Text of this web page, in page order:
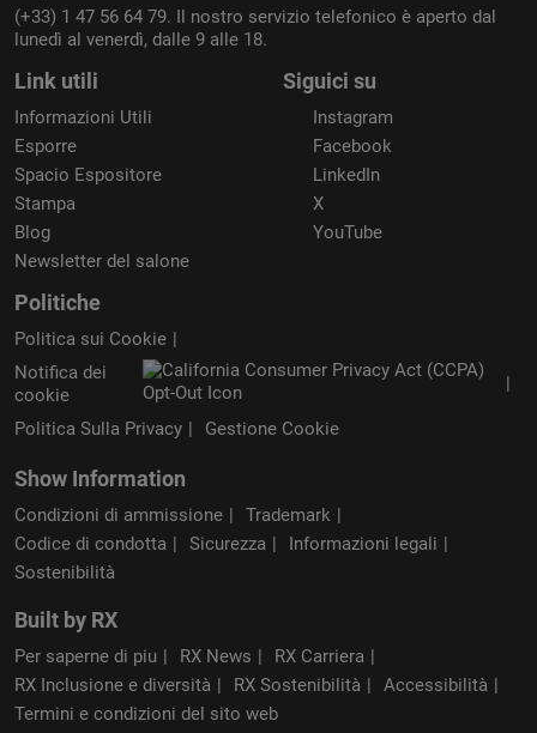
(+33) 1 47 56 64 79. Il nostro servizio telefonico è aperto dal
lunedì al venerdì, dalle 9 alle 18.
Link utili
Informazioni Utili
Esporre
Spacio Espositore
Stampa
Blog
Newsletter del salone
Siguici su
Instagram
Facebook
LinkedIn
X
YouTube
Politiche
Politica sui Cookie
Notifica dei
cookie
Politica Sulla Privacy
Gestione Cookie
Show Information
Condizioni di ammissione
Trademark
Codice di condotta
Sicurezza
Informazioni legali
Sostenibilità
Built by RX
Per saperne di piu RX News
RX Carriera
RX Inclusione e diversità
RX Sostenibilità
Accessibilità
Termini e condizioni del sito web